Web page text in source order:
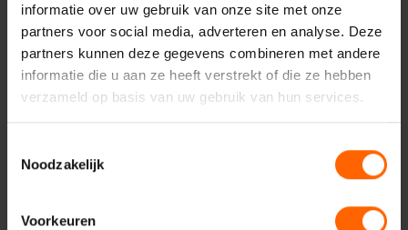
informatie over uw gebruik van onze site met onze
partners voor social media, adverteren en analyse. Deze
partners kunnen deze gegevens combineren met andere
informatie die u aan ze heeft verstrekt of die ze hebben
verzameld op basis van uw gebruik van hun services.
Noodzakelijk
Voorkeuren
Contact met VVD
Nijmegen
Uw naam*